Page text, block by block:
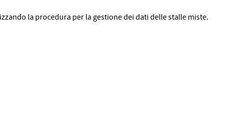
la procedura per la gestione dei dati delle stalle miste.